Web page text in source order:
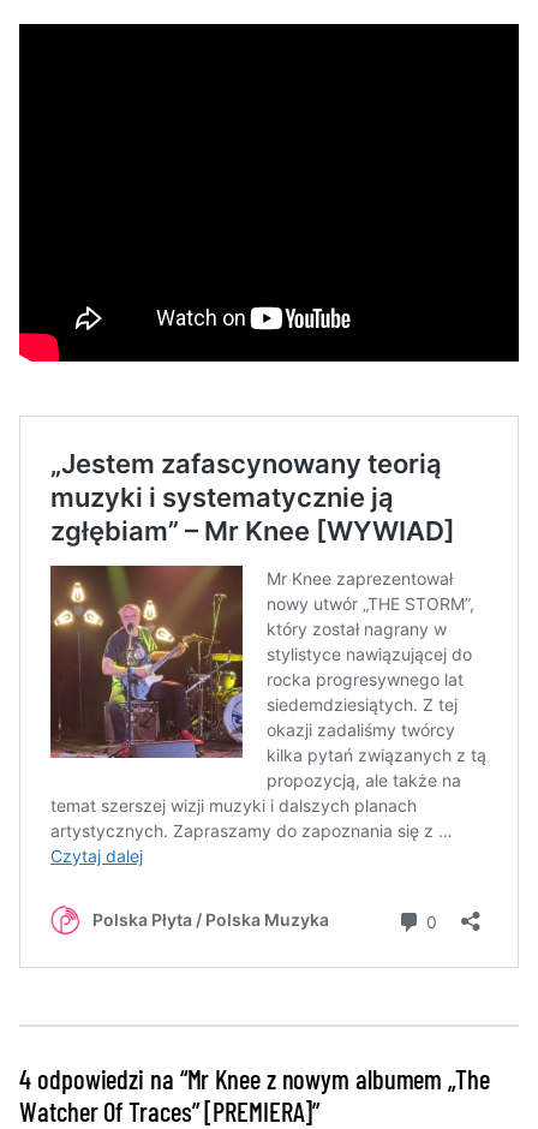
4 odpowiedzi na “Mr Knee z nowym albumem „The
Watcher Of Traces” [PREMIERA]”